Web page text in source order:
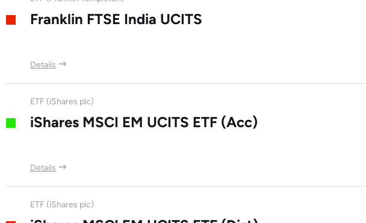
Franklin FTSE India UCITS
Details
ETF (iShares plc)
iShares MSCI EM UCITS ETF (Acc)
Details
ETF (iShares plc)